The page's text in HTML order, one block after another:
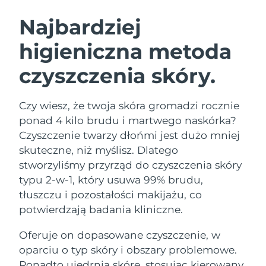
Najbardziej
higieniczna metoda
czyszczenia skóry.
Czy wiesz, że twoja skóra gromadzi rocznie
ponad 4 kilo brudu i martwego naskórka?
Czyszczenie twarzy dłońmi jest dużo mniej
skuteczne, niż myślisz. Dlatego
stworzyliśmy przyrząd do czyszczenia skóry
typu 2-w-1, który usuwa 99% brudu,
tłuszczu i pozostałości makijażu, co
potwierdzają badania kliniczne.
Oferuje on dopasowane czyszczenie, w
oparciu o typ skóry i obszary problemowe.
URODY
Oczyszczanie twarzy
LUNA™ 4 zestaw
Anti-aging massage
LUNA™ 4 Plus
Massage, LED heating
For men, anti-aging massage
Lifting twarzy
BEAR™ 2 zestaw
Microcurrent toning
BEAR™ 2 go
Microcurrent toning on-the-go
Microcurrent line smoothing device
Nawilżenie
UFO™ 3 zestaw
Deep facial hydration
UFO™ 3 LED
Near-infrared and red light therapy
device
Pielęgnacja jamy
ustnej
issa™ 4
Hybrid silicone sonic toothbrush
issa™ 4 plus
Smart hybrid silicone sonic toothbrush
FAQ™ ZABIEG ANTI-AGING
Anti-aging Zabiegi LED
Australia
Oczekiwany czas dostawy
13/08/2026
Austria
Oczekiwany czas dostawy
10/08/2026
Bahrajn
Oczekiwany czas dostawy
11/08/2026
Belgia
Oczekiwany czas dostawy
10/08/2026
Bermudy
Oczekiwany czas dostawy
Hercegowina
13/08/2026
Oczekiwany czas dostawy